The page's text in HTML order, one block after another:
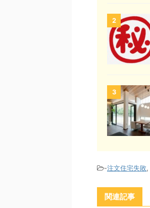
2
3
-注文住宅失敗,
関連記事